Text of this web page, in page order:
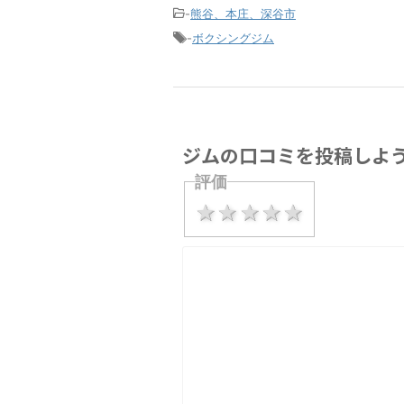
-熊谷、本庄、深谷市
-ボクシングジム
ジムの口コミを投稿しよ
評価
4 stars
3 stars
2 stars
1 star